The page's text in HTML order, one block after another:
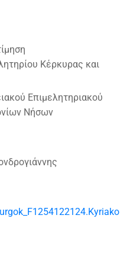
Κέρκυρας και
Επιμελητηριακού
Νήσων